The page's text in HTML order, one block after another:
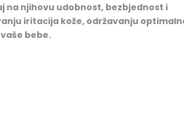
na njihovu udobnost, bezbjednost i
iritacija kože, održavanju
bebe.